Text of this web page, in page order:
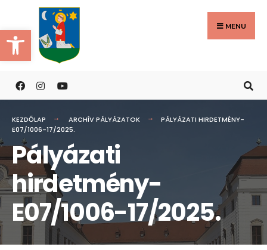
Eszköztár megnyitása
to
content
MENU
KEZDŐLAP ARCHÍV PÁLYÁZATOK
PÁLYÁZATI HIRDETMÉNY-
E07/1006-17/2025.
Pályázati
hirdetmény-
E07/1006-17/2025.
Search